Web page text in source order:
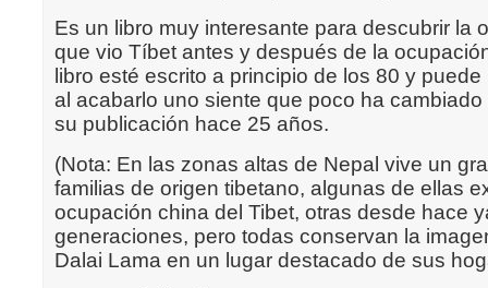
Es un libro muy interesante para descubrir la
que vio Tíbet antes y después de la
libro esté escrito a principio de los 80 y
al acabarlo uno siente que poco ha
su publicación hace 25 años.
(Nota: En las zonas altas de Nepal vive un
familias de origen tibetano, algunas de ellas
ocupación china del Tibet, otras desde hace
generaciones, pero todas conservan la
Dalai Lama en un lugar destacado de sus